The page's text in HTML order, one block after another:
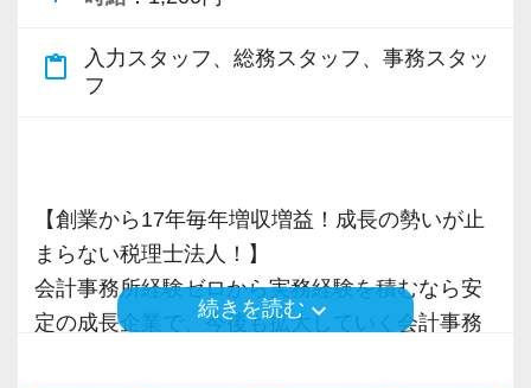
＜募集の背景＞
・将来の中核人材を募集
＜先輩スタッフの声＞
Q. 当事務所を選んだ理由は？
content_paste
入力スタッフ、総務スタッフ、事務スタッ
フ
【創業から17年毎年増収増益！成長の勢いが止
まらない税理士法人！】
会計事務所経験ゼロから実務経験を積むなら安
定の成長企業で、今後も拡大していく会計事務
続きを読む keyboard_arrow_down